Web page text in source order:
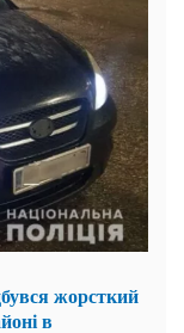
жорсткий
в